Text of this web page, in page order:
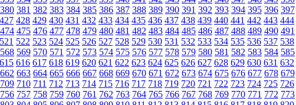
380 381 382 383 384 385 386 387 388 389 390 391 392 393 394 395 396 397
427 428 429 430 431 432 433 434 435 436 437 438 439 440 441 442 443 444
474 475 476 477 478 479 480 481 482 483 484 485 486 487 488 489 490 491
521 522 523 524 525 526 527 528 529 530 531 532 533 534 535 536 537 538
568 569 570 571 572 573 574 575 576 577 578 579 580 581 582 583 584 585
615 616 617 618 619 620 621 622 623 624 625 626 627 628 629 630 631 632
662 663 664 665 666 667 668 669 670 671 672 673 674 675 676 677 678 679
709 710 711 712 713 714 715 716 717 718 719 720 721 722 723 724 725 726
756 757 758 759 760 761 762 763 764 765 766 767 768 769 770 771 772 773